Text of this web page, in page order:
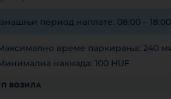
период наплате: 08:00 – 18:00
време паркирања: 240
накнада: 100 HUF
ВОЗИЛА